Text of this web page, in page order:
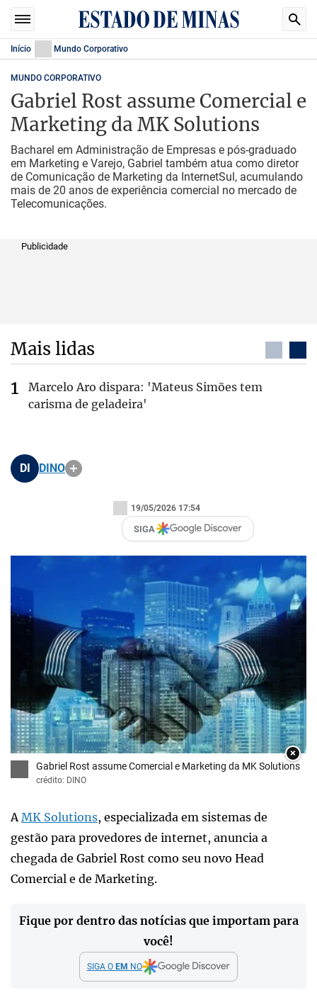
Início Mundo Corporativo
MUNDO CORPORATIVO
Gabriel Rost assume Comercial e
Marketing da MK Solutions
Bacharel em Administração de Empresas e pós-graduado
em Marketing e Varejo, Gabriel também atua como diretor
de Comunicação de Marketing da InternetSul, acumulando
mais de 20 anos de experiência comercial no mercado de
Telecomunicações.
Publicidade
Mais lidas
Marcelo Aro dispara: 'Mateus Simões tem
carisma de geladeira'
DI DINO
19/05/2026 17:54
SIGA
×
Gabriel Rost assume Comercial e Marketing da MK Solutions
crédito: DINO
A MK Solutions, especializada em sistemas de
gestão para provedores de internet, anuncia a
chegada de Gabriel Rost como seu novo Head
Comercial e de Marketing.
Fique por dentro das notícias que importam para
você!
SIGA O EM NO